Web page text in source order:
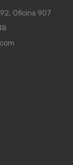
Oficina 907